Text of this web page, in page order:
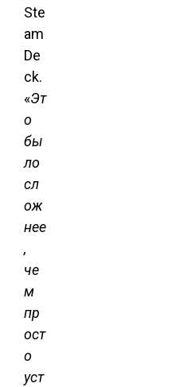
Ste
am
De
ck.
«Эт
о
бы
ло
сл
ож
нее
,
че
м
пр
ост
о
уст